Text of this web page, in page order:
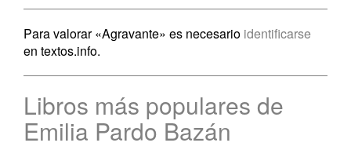
Para valorar «Agravante» es necesario identificarse
en textos.info.
Libros más populares de
Emilia Pardo Bazán